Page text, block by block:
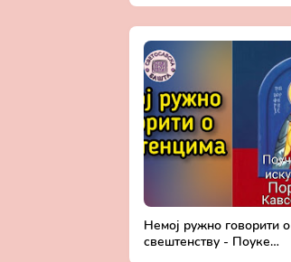
Немој ружно говорити о
свештенству - Поуке